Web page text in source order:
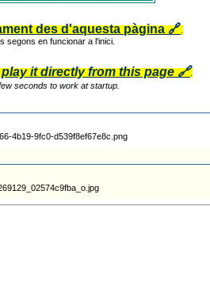
des d'aquesta pàgina 🔗
segons en funcionar a l'inici.
it directly from this page 🔗
seconds to work at startup.